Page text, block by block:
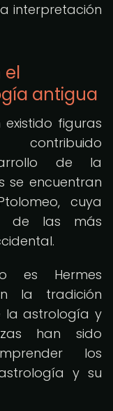
interpretación
el
antigua
figuras
de la
se encuentran
cuya
de las más
es Hermes
la tradición
la astrología y
han sido
los
y su